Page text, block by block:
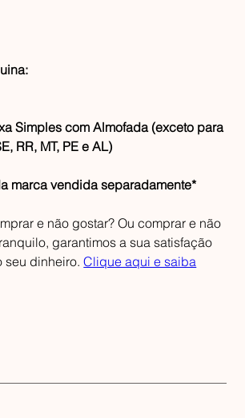
Simples com Almofada (exceto para
RR, MT, PE e AL)
marca vendida separadamente*
e não gostar? Ou comprar e não
garantimos a sua satisfação
seu dinheiro.Clique aqui e saiba